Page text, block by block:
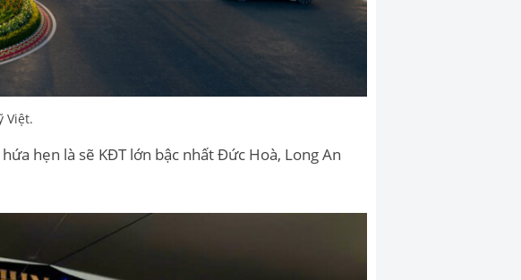
Việt.
hứa hẹn là sẽ KĐT lớn bậc nhất Đức Hoà, Long An